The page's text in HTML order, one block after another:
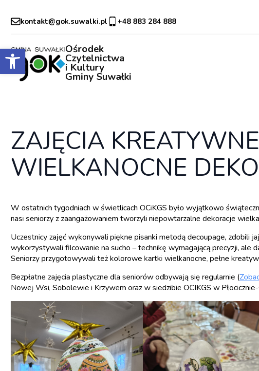
Otwórz pasek narzędzi
kontakt@gok.suwalki.pl +48 883 284 888
Ośrodek
Czytelnictwa
i Kultury
Gminy Suwałki
ZAJĘCIA
WIELKANOCNE
W ostatnich tygodniach w świetlicach OCiKGS było wyjątkowo
nasi seniorzy z zaangażowaniem tworzyli niepowtarzalne dekoracje
Uczestnicy zajęć wykonywali piękne pisanki metodą decoupage, zdobili
wykorzystywali filcowanie na sucho – technikę wymagającą precyzji, ale
Seniorzy przygotowywali też kolorowe kartki wielkanocne, pełne
Bezpłatne zajęcia plastyczne dla seniorów odbywają się regularnie (
Nowej Wsi, Sobolewie i Krzywem oraz w siedzibie OCIKGS w